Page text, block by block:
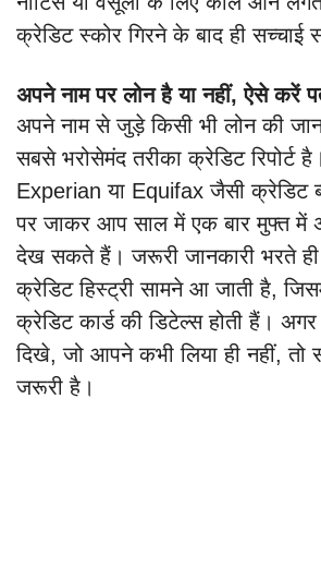
क्रेडिट स्कोर गिरने के बाद ही सच्चाई
अपने नाम पर लोन है या नहीं, ऐसे करें
अपने नाम से जुड़े किसी भी लोन की
सबसे भरोसेमंद तरीका क्रेडिट रिपोर्ट
Experian या Equifax जैसी क्रेडिट
पर जाकर आप साल में एक बार मुफ्त में
देख सकते हैं। जरूरी जानकारी भरते
क्रेडिट हिस्ट्री सामने आ जाती है,
क्रेडिट कार्ड की डिटेल्स होती हैं।
दिखे, जो आपने कभी लिया ही नहीं, तो
जरूरी है।